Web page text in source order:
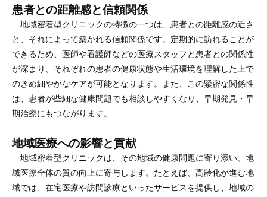
患者との距離感と信頼関係
地域密着型クリニックの特徴の一つは、患者との距離感の近さ
と、それによって築かれる信頼関係です。定期的に訪れることが
できるため、医師や看護師などの医療スタッフと患者との関係性
が深まり、それぞれの患者の健康状態や生活環境を理解した上で
のきめ細やかなケアが可能となります。また、この緊密な関係性
は、患者が些細な健康問題でも相談しやすくなり、早期発見・早
期治療にもつながります。
地域医療への影響と貢献
地域密着型クリニックは、その地域の健康問題に寄り添い、地
域医療全体の質の向上に寄与します。たとえば、高齢化が進む地
域では、在宅医療や訪問診療といったサービスを提供し、地域の